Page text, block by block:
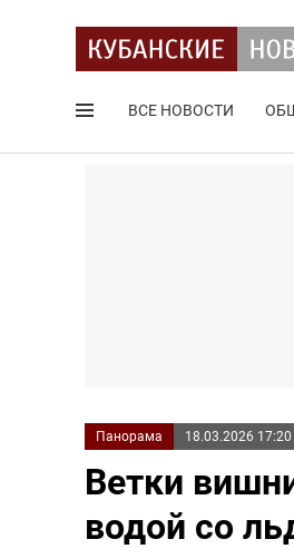
ВСЕ НОВОСТИ
Панорама 18.03.2026 17:20
Ветки
водой со